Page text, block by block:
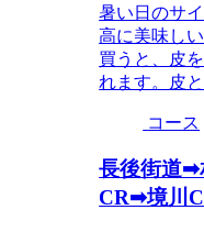
暑い日のサ
高に美味し
買うと、皮
れます。皮
コース
長後街道➡
CR➡境川